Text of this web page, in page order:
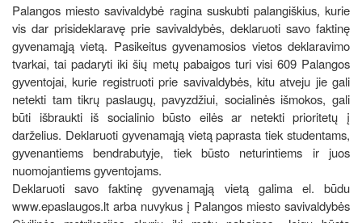
Palangos miesto savivaldybė ragina suskubti palangiškius, kurie
vis dar prisideklaravę prie savivaldybės, deklaruoti savo faktinę
gyvenamąją vietą. Pasikeitus gyvenamosios vietos deklaravimo
tvarkai, tai padaryti iki šių metų pabaigos turi visi 609 Palangos
gyventojai, kurie registruoti prie savivaldybės, kitu atveju jie gali
netekti tam tikrų paslaugų, pavyzdžiui, socialinės išmokos, gali
būti išbraukti iš socialinio būsto eilės ar netekti prioritetų į
darželius. Deklaruoti gyvenamąją vietą paprasta tiek studentams,
gyvenantiems bendrabutyje, tiek būsto neturintiems ir juos
nuomojantiems gyventojams.
Deklaruoti savo faktinę gyvenamąją vietą galima el. būdu
www.epaslaugos.lt arba nuvykus į Palangos miesto savivaldybės